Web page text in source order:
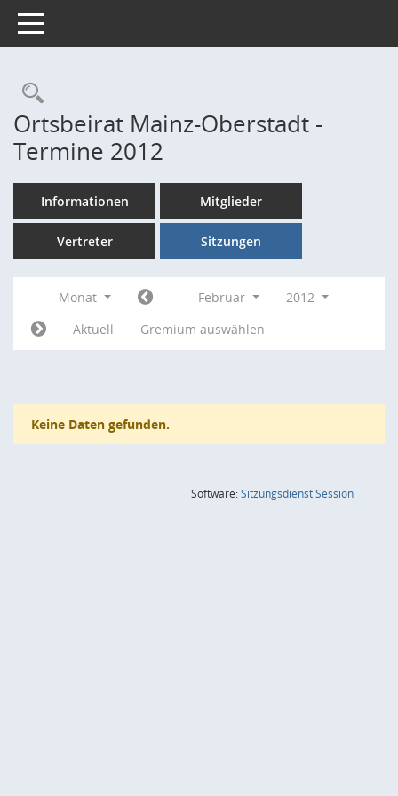
Toggle navigation
Rechercheauswahl
Ortsbeirat Mainz-Oberstadt -
Termine 2012
Informationen Mitglieder
Vertreter Sitzungen
Monat Februar
2012
Aktuell
Gremium auswählen
Keine Daten gefunden.
Software:SitzungsdienstSession(Wird in